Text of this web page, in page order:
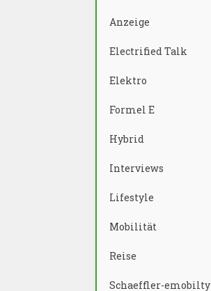
Anzeige
Electrified Talk
Elektro
Formel E
Hybrid
Interviews
Lifestyle
Mobilität
Reise
Schaeffler-emobilty